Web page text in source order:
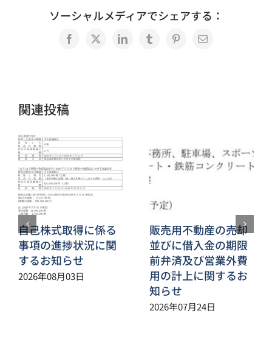
ソーシャルメディアでシェアする：
Facebook
X LinkedInTumblrPinterest
電
関連投稿
自己株式取得に係る
事項の進捗状況に関
するお知らせ
2026年08月03日
販売用不動産の売却
並びに借入金の期限
前弁済及び営業外費
用の計上に関するお
知らせ
2026年07月24日